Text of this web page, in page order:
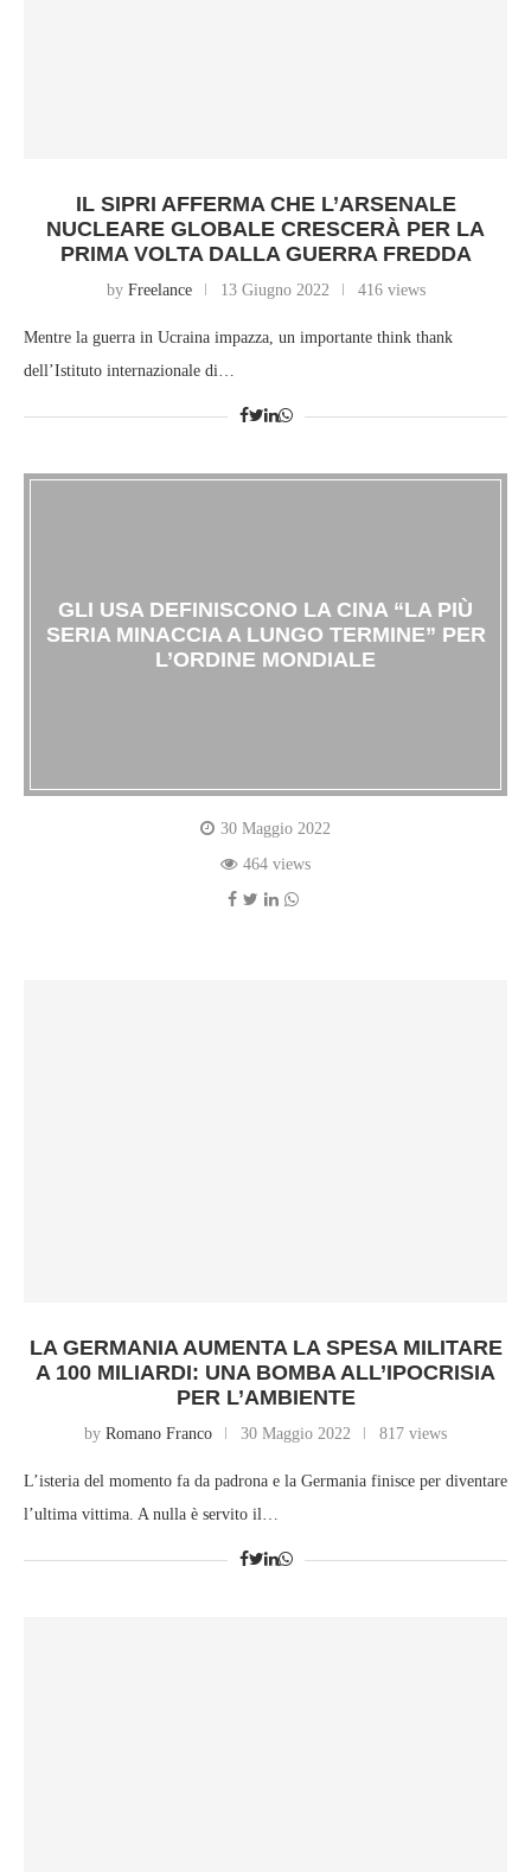
IL SIPRI AFFERMA CHE L’ARSENALE
NUCLEARE GLOBALE CRESCERÀ PER LA
PRIMA VOLTA DALLA GUERRA FREDDA
by Freelance 13 Giugno 2022 416 views
Mentre la guerra in Ucraina impazza, un importante think thank
dell’Istituto internazionale di…
GLI USA DEFINISCONO LA CINA “LA PIÙ
SERIA MINACCIA A LUNGO TERMINE” PER
L’ORDINE MONDIALE
30 Maggio 2022
464 views
LA GERMANIA AUMENTA LA SPESA MILITARE
A 100 MILIARDI: UNA BOMBA ALL’IPOCRISIA
PER L’AMBIENTE
by Romano Franco 30 Maggio 2022 817 views
L’isteria del momento fa da padrona e la Germania finisce per diventare
l’ultima vittima. A nulla è servito il…